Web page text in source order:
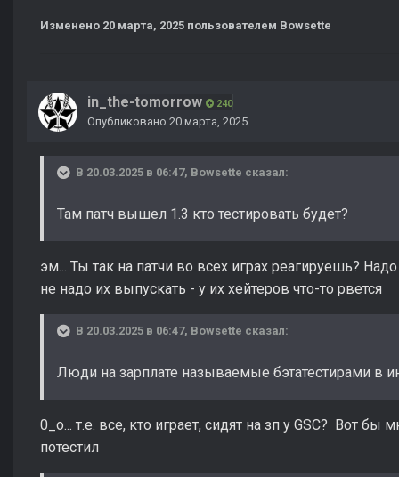
Изменено 20 марта, 2025 пользователем Bowsette
in_the-tomorrow 240
Опубликовано 20 марта, 2025
В 20.03.2025 в 06:47, Bowsette сказал:
Там патч вышел 1.3 кто тестировать будет?
эм... Ты так на патчи во всех играх реагируешь?
не надо их выпускать - у их хейтеров что-то рвется
В 20.03.2025 в 06:47, Bowsette сказал:
Люди на зарплате называемые бэтатестирами в
0_о... т.е. все, кто играет, сидят на зп у GSC? Вот бы
потестил